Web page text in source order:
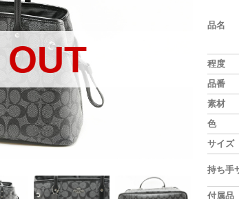
品名
程度
品番
素材
色
サイズ
持ち手
付属品